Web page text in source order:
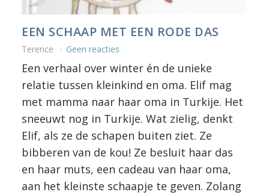
EEN SCHAAP MET EEN RODE DAS
Terence Geen reacties
Een verhaal over winter én de unieke
relatie tussen kleinkind en oma. Elif mag
met mamma naar haar oma in Turkije. Het
sneeuwt nog in Turkije. Wat zielig, denkt
Elif, als ze de schapen buiten ziet. Ze
bibberen van de kou! Ze besluit haar das
en haar muts, een cadeau van haar oma,
aan het kleinste schaapje te geven. Zolang